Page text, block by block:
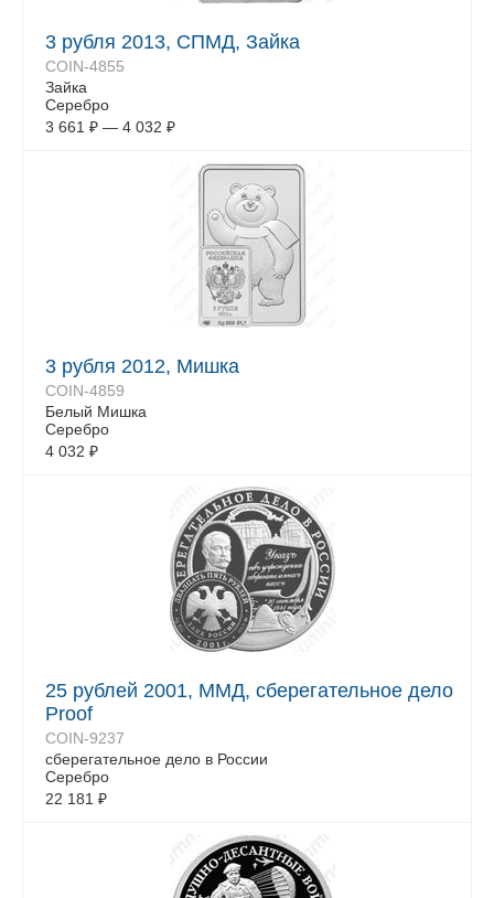
3 рубля 2013, СПМД, Зайка
COIN-4855
Зайка
Серебро
3 661 ₽ — 4 032 ₽
3 рубля 2012, Мишка
COIN-4859
Белый Mишка
Серебро
4 032 ₽
25 рублей 2001, ММД, сберегательное дело
Proof
COIN-9237
сберегательное дело в России
Серебро
22 181 ₽